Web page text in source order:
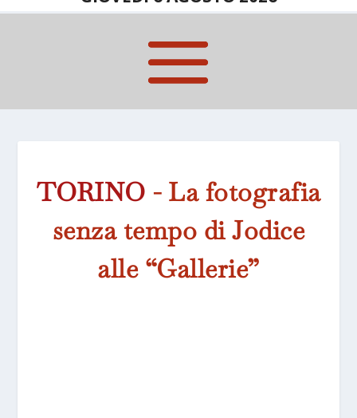
TORINO - La fotografia
senza tempo di Jodice
alle “Gallerie”